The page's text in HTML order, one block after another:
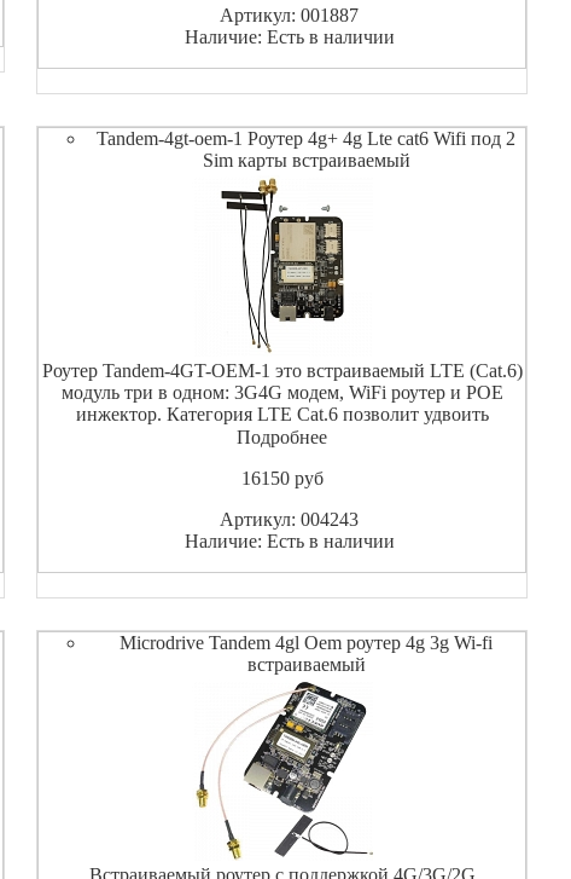
Артикул: 001887
Наличие: Есть в наличии
Tandem-4gt-oem-1 Роутер 4g+ 4g Lte cat6 Wifi под 2
Sim карты встраиваемый
Роутер Tandem-4GT-OEM-1 это встраиваемый LTE (Cat.6)
модуль три в одном: 3G4G модем, WiFi роутер и POE
инжектор. Категория LTE Cat.6 позволит удвоить
скоростные и качественные показатели вашего интернет
Подробнее
16150pуб
Артикул: 004243
Наличие: Есть в наличии
Microdrive Tandem 4gl Oem роутер 4g 3g Wi-fi
встраиваемый
Встраиваемый роутер с поддержкой 4G/3G/2G